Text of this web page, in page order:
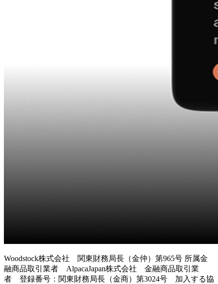
Woodstock株式会社 関東財務局長（金仲）第965号 所属金
融商品取引業者 AlpacaJapan株式会社 金融商品取引業
者 登録番号：関東財務局長（金商）第3024号 加入する協